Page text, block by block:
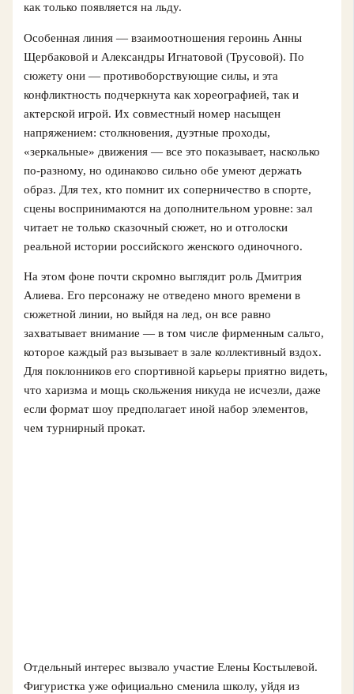
как только появляется на льду.
Особенная линия — взаимоотношения героинь Анны
Щербаковой и Александры Игнатовой (Трусовой). По
сюжету они — противоборствующие силы, и эта
конфликтность подчеркнута как хореографией, так и
актерской игрой. Их совместный номер насыщен
напряжением: столкновения, дуэтные проходы,
«зеркальные» движения — все это показывает, насколько
по-разному, но одинаково сильно обе умеют держать
образ. Для тех, кто помнит их соперничество в спорте,
сцены воспринимаются на дополнительном уровне: зал
читает не только сказочный сюжет, но и отголоски
реальной истории российского женского одиночного.
На этом фоне почти скромно выглядит роль Дмитрия
Алиева. Его персонажу не отведено много времени в
сюжетной линии, но выйдя на лед, он все равно
захватывает внимание — в том числе фирменным сальто,
которое каждый раз вызывает в зале коллективный вздох.
Для поклонников его спортивной карьеры приятно видеть,
что харизма и мощь скольжения никуда не исчезли, даже
если формат шоу предполагает иной набор элементов,
чем турнирный прокат.
Отдельный интерес вызвало участие Елены Костылевой.
Фигуристка уже официально сменила школу, уйдя из